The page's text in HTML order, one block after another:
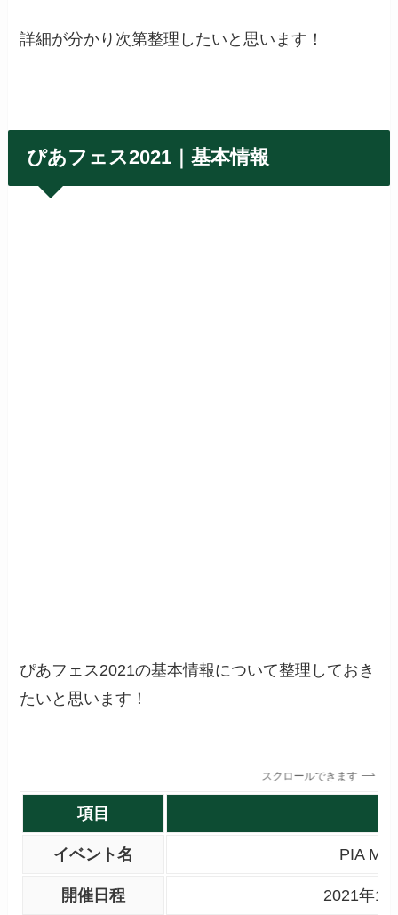
詳細が分かり次第整理したいと思います！
ぴあフェス2021｜基本情報
ぴあフェス2021の基本情報について整理しておき
たいと思います！
スクロールできます
項目
イベント名 PIA
開催日程 2021年10